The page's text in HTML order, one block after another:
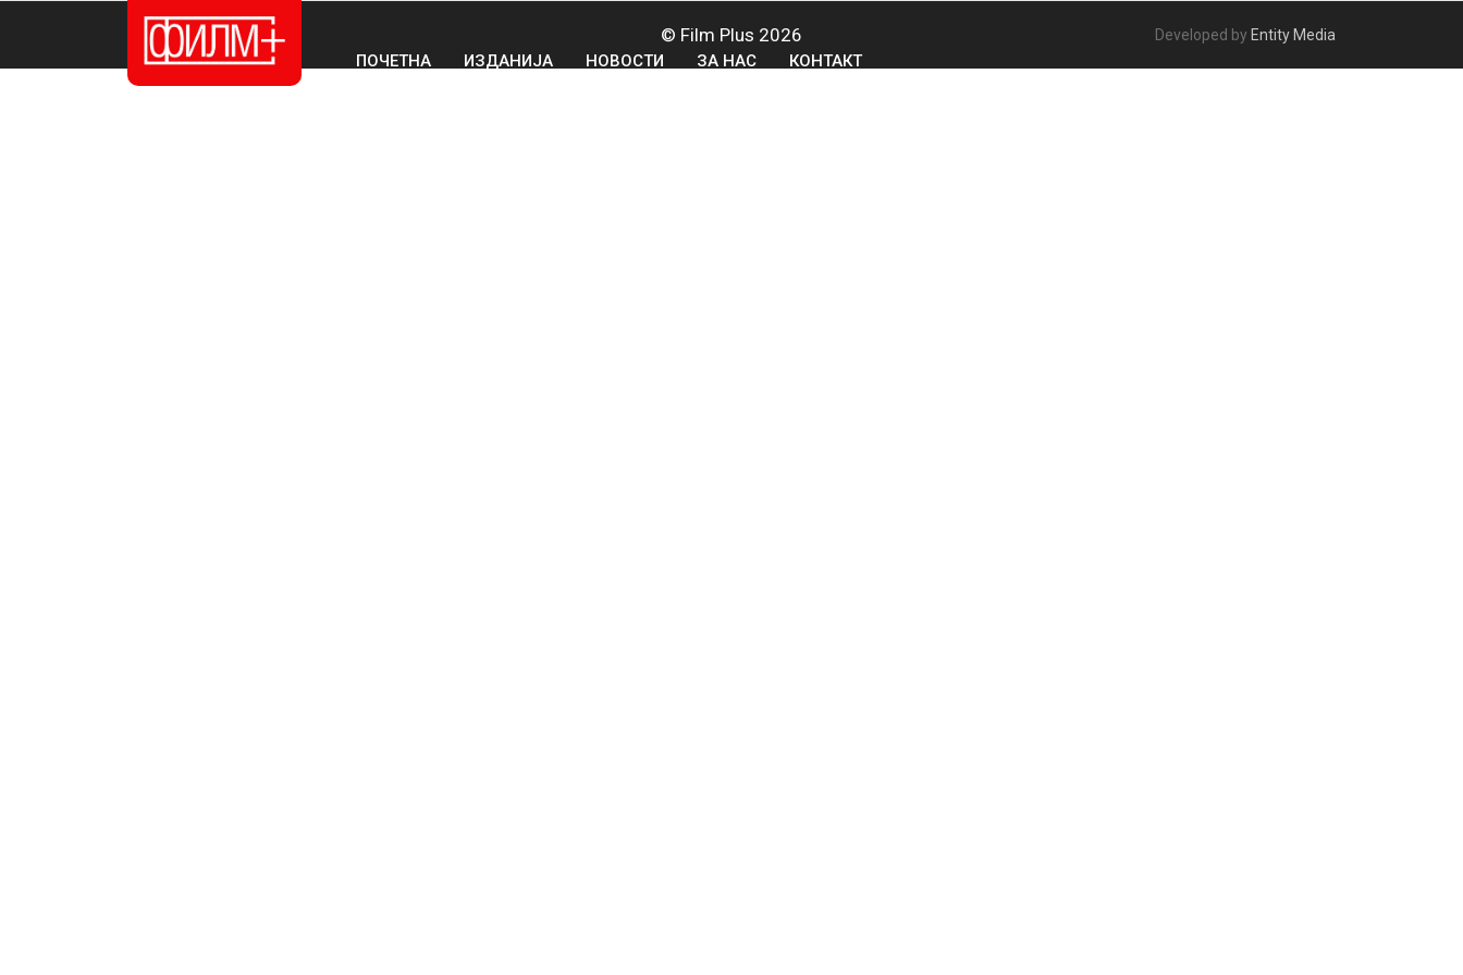
ПОЧЕТНА ИЗДАНИЈА НОВОСТИ ЗА НАС КОНТАКТ
© Film Plus 2026 Developed by Entity Media